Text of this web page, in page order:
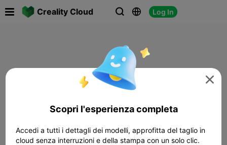
Creality Cloud   Log In

Scopri l'esperienza completa
Accedi a tutti i dettagli dei modelli, approfitta del taglio in
cloud senza interruzioni e della stampa con un solo clic.